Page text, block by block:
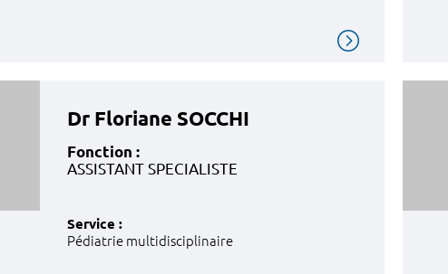
Dr Floriane SOCCHI
Fonction :
ASSISTANT SPECIALISTE
Service :
Pédiatrie multidisciplinaire